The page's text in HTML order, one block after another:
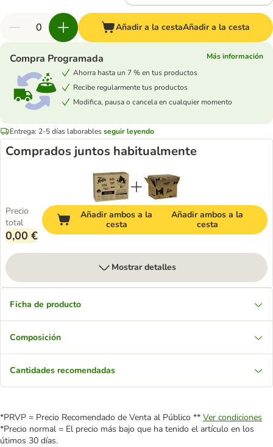
Añadir a la cestaAñadir a la cesta
Compra Programada
Más información
Ahorra hasta un 7 % en tus productos
Recibe regularmente tus productos
Modifica, pausa o cancela en cualquier momento
Entrega: 2-5 días laborablesseguir leyendo
Comprados juntos habitualmente
Precio
total
0,00 €
Añadir ambos a la
cesta
Añadir ambos a la
cesta
Mostrar detalles
Ficha de producto
Composición
Cantidades recomendadas
*PRVP = Precio Recomendado de Venta al Público ** Ver condiciones
*Precio normal = El precio más bajo que ha tenido el artículo en los
útimos 30 días.